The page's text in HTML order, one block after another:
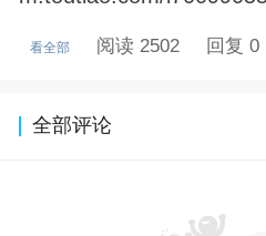
看全部 阅读 2502 回复 0
全部评论